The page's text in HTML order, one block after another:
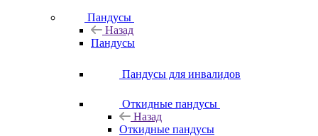
Пандусы
Назад
Пандусы
Пандусы для инвалидов
Откидные пандусы
Назад
Откидные пандусы